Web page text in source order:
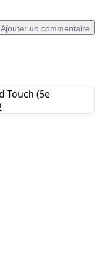
Ajouter un commentaire